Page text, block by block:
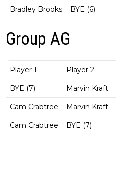
Bradley Brooks BYE (6)
Group AG
Player 1 Player 2
BYE (7) Marvin Kraft
Cam Crabtree Marvin Kraft
Cam Crabtree BYE (7)